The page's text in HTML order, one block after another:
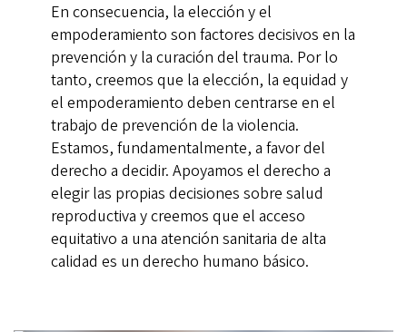
En consecuencia, la elección y el
empoderamiento son factores decisivos en la
prevención y la curación del trauma. Por lo
tanto, creemos que la elección, la equidad y
el empoderamiento deben centrarse en el
trabajo de prevención de la violencia.
Estamos, fundamentalmente, a favor del
derecho a decidir. Apoyamos el derecho a
elegir las propias decisiones sobre salud
reproductiva y creemos que el acceso
equitativo a una atención sanitaria de alta
calidad es un derecho humano básico.